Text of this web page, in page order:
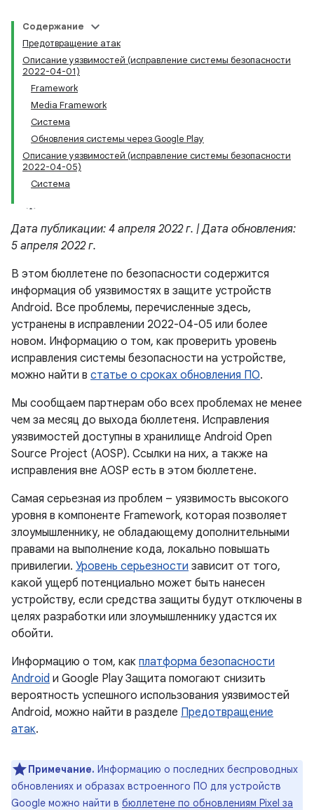
Содержание
Предотвращение атак
Описание уязвимостей (исправление системы безопасности
2022-04-01)
Framework
Media Framework
Система
Обновления системы через Google Play
Описание уязвимостей (исправление системы безопасности
2022-04-05)
Система
Дата публикации: 4 апреля 2022 г. | Дата обновления:
5 апреля 2022 г.
В этом бюллетене по безопасности содержится
информация об уязвимостях в защите устройств
Android. Все проблемы, перечисленные здесь,
устранены в исправлении 2022-04-05 или более
новом. Информацию о том, как проверить уровень
исправления системы безопасности на устройстве,
можно найти в статье о сроках обновления ПО.
Мы сообщаем партнерам обо всех проблемах не менее
чем за месяц до выхода бюллетеня. Исправления
уязвимостей доступны в хранилище Android Open
Source Project (AOSP). Ссылки на них, а также на
исправления вне AOSP есть в этом бюллетене.
Самая серьезная из проблем – уязвимость высокого
уровня в компоненте Framework, которая позволяет
злоумышленнику, не обладающему дополнительными
правами на выполнение кода, локально повышать
привилегии. Уровень серьезности зависит от того,
какой ущерб потенциально может быть нанесен
устройству, если средства защиты будут отключены в
целях разработки или злоумышленнику удастся их
обойти.
Информацию о том, как платформа безопасности
Android и Google Play Защита помогают снизить
вероятность успешного использования уязвимостей
Android, можно найти в разделе Предотвращение
атак.
Примечание. Информацию о последних беспроводных
обновлениях и образах встроенного ПО для устройств
Google можно найти в бюллетене по обновлениям Pixel за